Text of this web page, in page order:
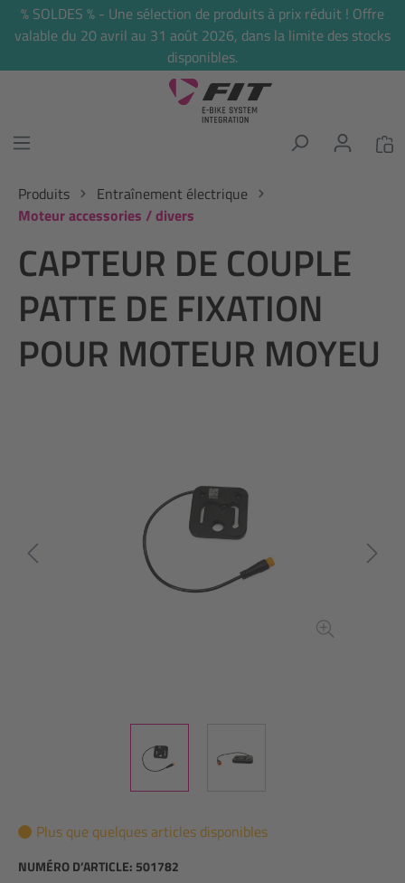
principal
% SOLDES % - Une sélection de produits à prix réduit ! Offre
valable du 20 avril au 31 août 2026, dans la limite des stocks
disponibles.
Produits
Entraînement électrique
Moteur accessories / divers
CAPTEUR DE COUPLE
PATTE DE FIXATION
POUR MOTEUR MOYEU
Plus que quelques articles disponibles
NUMÉRO D’ARTICLE: 501782